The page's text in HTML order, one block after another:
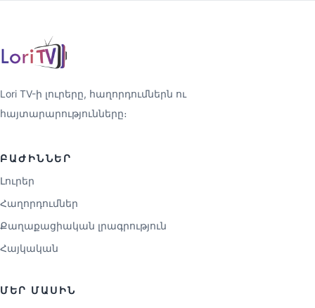
Lori TV-ի լուրերը, հաղորդումներն ու
հայտարարությունները։
ԲԱԺԻՆՆԵՐ
Լուրեր
Հաղորդումներ
Քաղաքացիական լրագրություն
Հայկական
ՄԵՐ ՄԱՍԻՆ